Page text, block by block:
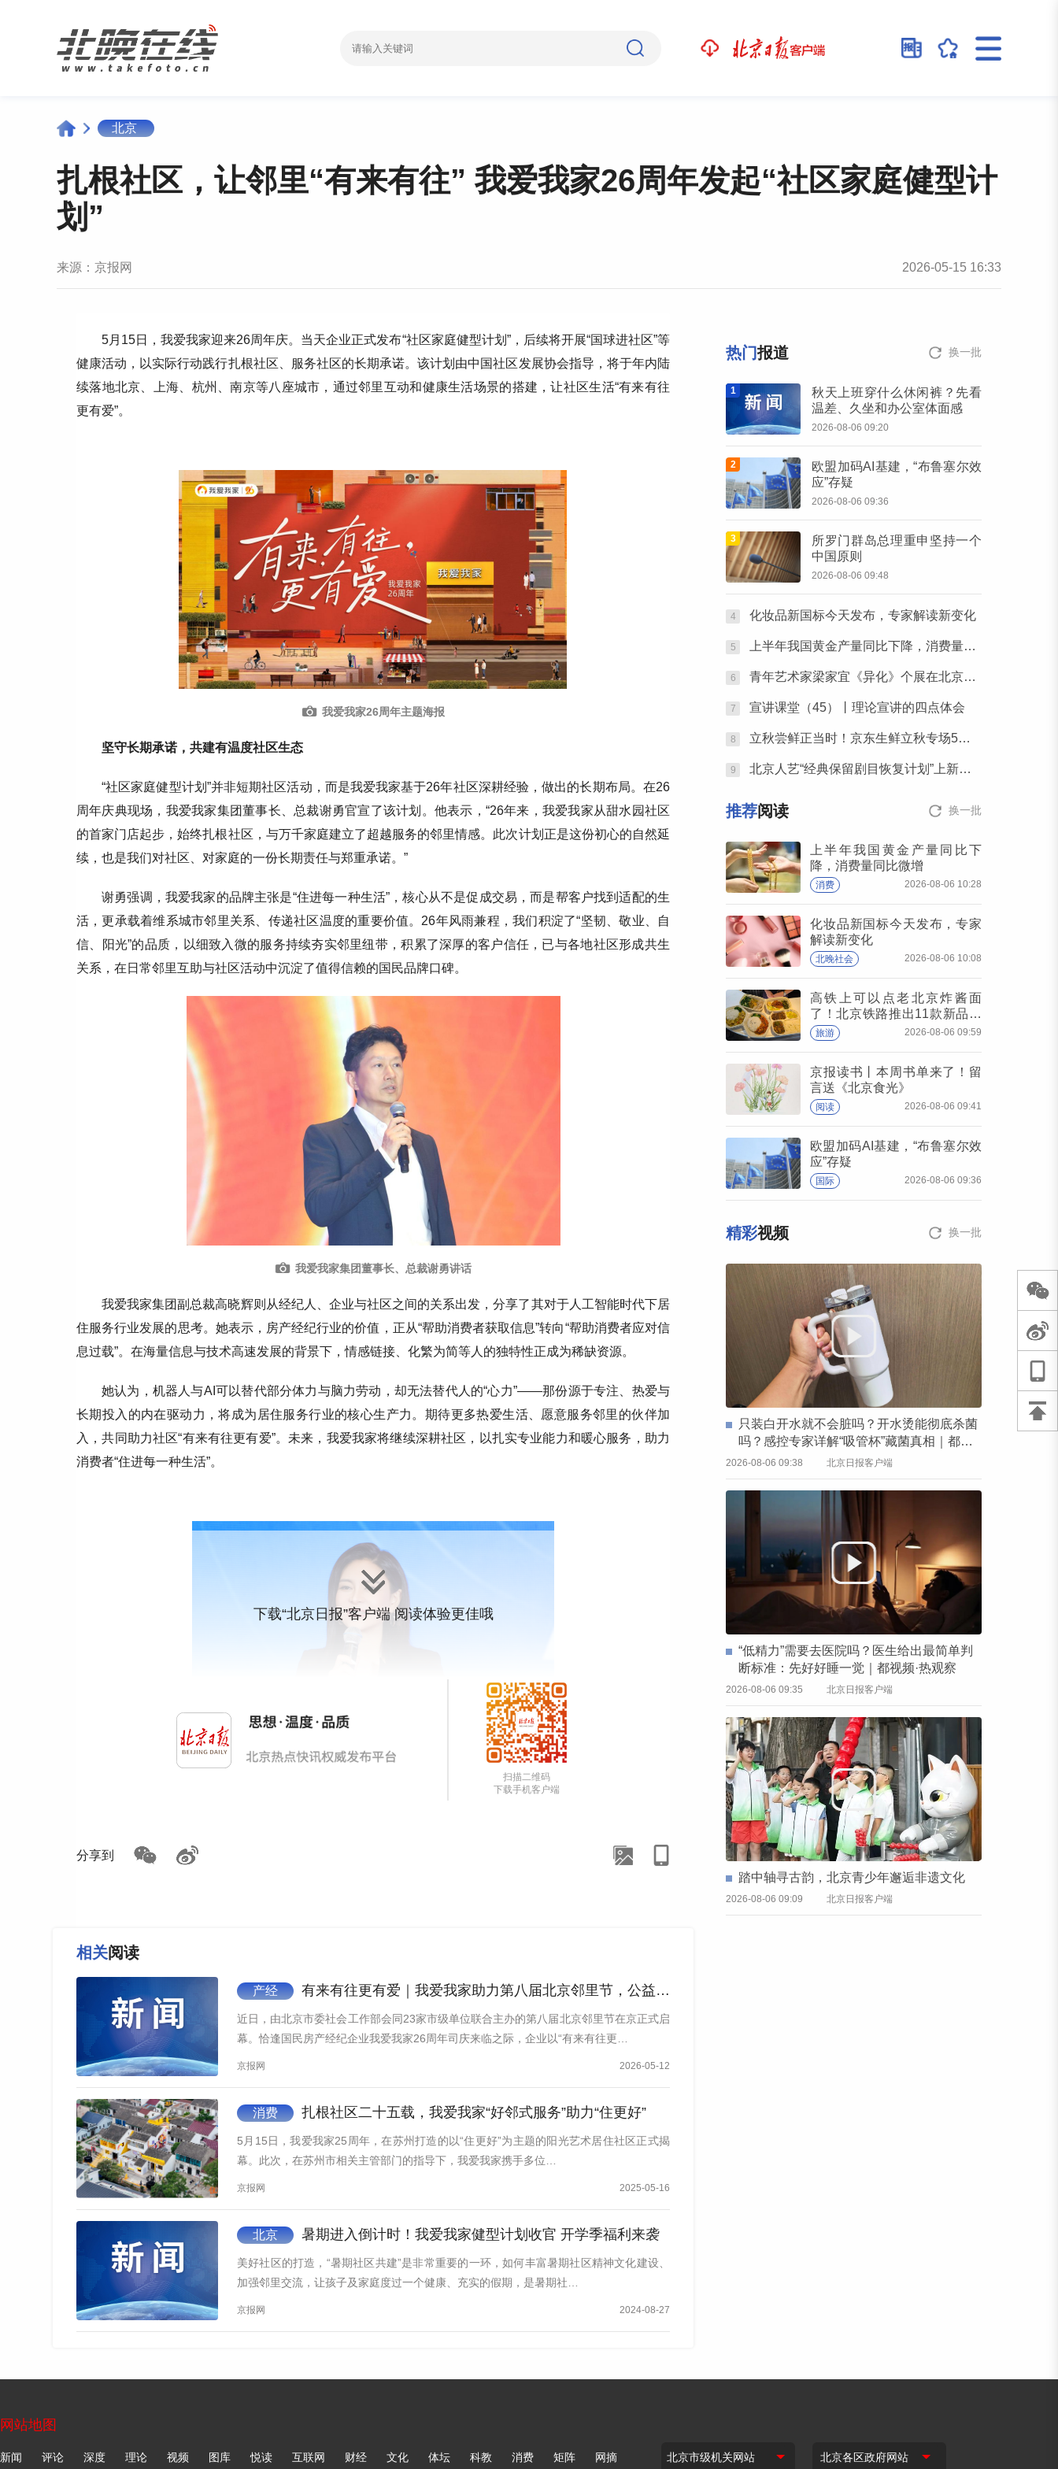
北京
扎根社区，让邻里“有来有往” 我爱我家26周年发起“社区家庭健型计
划”
来源： 京报网 2026-05-15 16:33
5月15日，我爱我家迎来26周年庆。当天企业正式发布“社区家庭健型计划”，后续将开展“国球进社区”等
健康活动，以实际行动践行扎根社区、服务社区的长期承诺。该计划由中国社区发展协会指导，将于年内陆
续落地北京、上海、杭州、南京等八座城市，通过邻里互动和健康生活场景的搭建，让社区生活“有来有往
更有爱”。
我爱我家26周年主题海报
坚守长期承诺，共建有温度社区生态
“社区家庭健型计划”并非短期社区活动，而是我爱我家基于26年社区深耕经验，做出的长期布局。在26
周年庆典现场，我爱我家集团董事长、总裁谢勇官宣了该计划。他表示，“26年来，我爱我家从甜水园社区
的首家门店起步，始终扎根社区，与万千家庭建立了超越服务的邻里情感。此次计划正是这份初心的自然延
续，也是我们对社区、对家庭的一份长期责任与郑重承诺。”
谢勇强调，我爱我家的品牌主张是“住进每一种生活”，核心从不是促成交易，而是帮客户找到适配的生
活，更承载着维系城市邻里关系、传递社区温度的重要价值。26年风雨兼程，我们积淀了“坚韧、敬业、自
信、阳光”的品质，以细致入微的服务持续夯实邻里纽带，积累了深厚的客户信任，已与各地社区形成共生
关系，在日常邻里互助与社区活动中沉淀了值得信赖的国民品牌口碑。
我爱我家集团董事长、总裁谢勇讲话
我爱我家集团副总裁高晓辉则从经纪人、企业与社区之间的关系出发，分享了其对于人工智能时代下居
住服务行业发展的思考。她表示，房产经纪行业的价值，正从“帮助消费者获取信息”转向“帮助消费者应对信
息过载”。在海量信息与技术高速发展的背景下，情感链接、化繁为简等人的独特性正成为稀缺资源。
她认为，机器人与AI可以替代部分体力与脑力劳动，却无法替代人的“心力”——那份源于专注、热爱与
长期投入的内在驱动力，将成为居住服务行业的核心生产力。期待更多热爱生活、愿意服务邻里的伙伴加
入，共同助力社区“有来有往更有爱”。未来，我爱我家将继续深耕社区，以扎实专业能力和暖心服务，助力
消费者“住进每一种生活”。
随着城市化发展和居民生活节奏加快，许多社区普遍面临邻里互动减少、社交场景缺失的问题。基于这
活动等多元化活动，并积极引入高规格体育资源，将门店周边打造为社区活力“微枢纽”，把便民健康服务送
到居民家门口，让邻里之间的交流，像乒乓球一样“有来有往”。
司庆当天，我爱我家在各城市开展“社区家庭健型计划”预热活动
26载扎根社区，长效服务铸就国民品牌温度
下载“北京日报”客户端 阅读体验更佳哦
扫描二维码
下载手机客户端
分享到
相关阅读
产经 有来有往更有爱｜我爱我家助力第八届北京邻里节，公益服务暖人心
近日，由北京市委社会工作部会同23家市级单位联合主办的第八届北京邻里节在京正式启
幕。恰逢国民房产经纪企业我爱我家26周年司庆来临之际，企业以“有来有往更…
京报网 2026-05-12
消费 扎根社区二十五载，我爱我家“好邻式服务”助力“住更好”
5月15日，我爱我家25周年，在苏州打造的以“住更好”为主题的阳光艺术居住社区正式揭
幕。此次，在苏州市相关主管部门的指导下，我爱我家携手多位…
京报网 2025-05-16
北京 暑期进入倒计时！我爱我家健型计划收官 开学季福利来袭
美好社区的打造，“暑期社区共建”是非常重要的一环，如何丰富暑期社区精神文化建设、
加强邻里交流，让孩子及家庭度过一个健康、充实的假期，是暑期社…
京报网 2024-08-27
热门报道 换一批
1
秋天上班穿什么休闲裤？先看
温差、久坐和办公室体面感
2026-08-06 09:20
2
欧盟加码AI基建，“布鲁塞尔效
应”存疑
2026-08-06 09:36
3
所罗门群岛总理重申坚持一个
中国原则
2026-08-06 09:48
4 化妆品新国标今天发布，专家解读新变化
5 上半年我国黄金产量同比下降，消费量同比微增
6 青年艺术家梁家宜《异化》个展在北京金台艺术馆启幕：以先锋艺术跨界公益，探寻“身体生成”的时代命题
7 宣讲课堂（45）丨理论宣讲的四点体会
8 立秋尝鲜正当时！京东生鲜立秋专场5折开抢，承包你的秋日餐桌
9 北京人艺“经典保留剧目恢复计划”上新，潮热夏夜下起一场“雷雨”
推荐阅读 换一批
上半年我国黄金产量同比下
降，消费量同比微增
消费 2026-08-06 10:28
化妆品新国标今天发布，专家
解读新变化
北晚社会 2026-08-06 10:08
高铁上可以点老北京炸酱面
了！北京铁路推出11款新品高
铁餐
旅游 2026-08-06 09:59
京报读书丨本周书单来了！留
言送《北京食光》
阅读 2026-08-06 09:41
欧盟加码AI基建，“布鲁塞尔效
应”存疑
国际 2026-08-06 09:36
精彩视频 换一批
只装白开水就不会脏吗？开水烫能彻底杀菌
吗？感控专家详解“吸管杯”藏菌真相｜都视
频·热观察
2026-08-06 09:38 北京日报客户端
“低精力”需要去医院吗？医生给出最简单判
断标准：先好好睡一觉｜都视频·热观察
2026-08-06 09:35 北京日报客户端
踏中轴寻古韵，北京青少年邂逅非遗文化
2026-08-06 09:09 北京日报客户端
网站地图
新闻 评论 深度 理论 视频 图库 悦读 互联网 财经 文化 体坛 科教 消费 矩阵 网摘